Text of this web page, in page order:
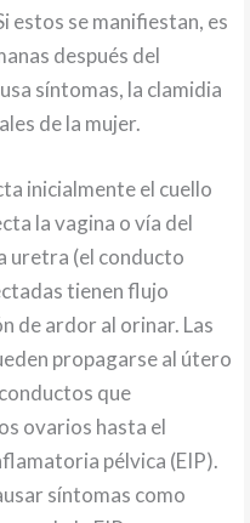
estos se manifiestan, es
después del
síntomas, la clamidia
de la mujer.
inicialmente el cuello
la vagina o vía del
uretra (el conducto
tienen flujo
de ardor al orinar. Las
propagarse al útero
que
ovarios hasta el
pélvica (EIP).
síntomas como